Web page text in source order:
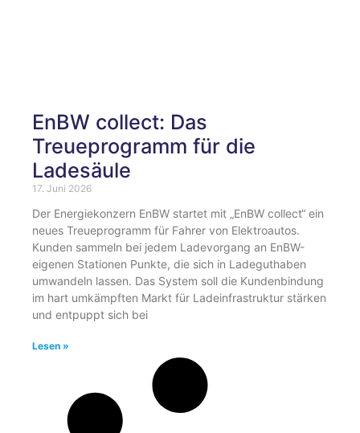
EnBW collect: Das
Treueprogramm für die
Ladesäule
17. Juni 2026
Der Energiekonzern EnBW startet mit „EnBW collect“ ein
neues Treueprogramm für Fahrer von Elektroautos.
Kunden sammeln bei jedem Ladevorgang an EnBW-
eigenen Stationen Punkte, die sich in Ladeguthaben
umwandeln lassen. Das System soll die Kundenbindung
im hart umkämpften Markt für Ladeinfrastruktur stärken
und entpuppt sich bei
Lesen »